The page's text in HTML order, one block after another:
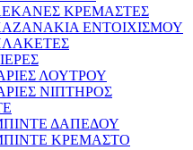
ΚΡΕΜΑΣΤΕΣ
ΕΝΤΟΙΧΙΣΜΟΥ
ΛΟΥΤΡΟΥ
ΝΙΠΤΗΡΟΣ
ΔΑΠΕΔΟΥ
ΚΡΕΜΑΣΤΟ